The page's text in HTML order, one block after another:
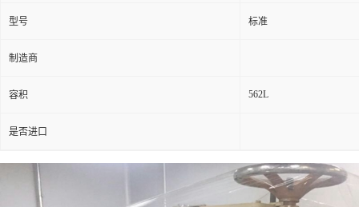
型号 标准
制造商
容积 562L
是否进口